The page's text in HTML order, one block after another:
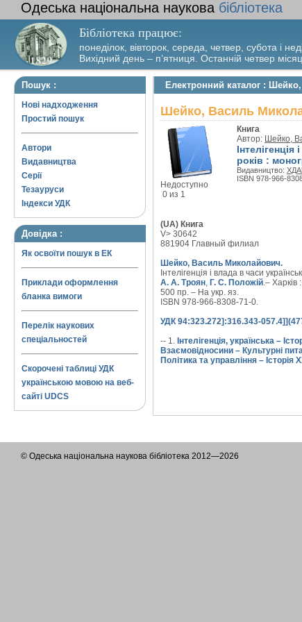
Одеська національна наукова бібліотека
Бібліотека працює:
понеділок, вівторок, середа, четвер, субота і
Вихідний день – п’ятниця. Останній четвер
Пошук :
Нові надходження
Простий пошук
Автори
Видавництва
Серії
Тезауруси
Індекси УДК
Довідка :
Як освоїти пошук в ЕК
Приклади оформлення
бланка вимоги
Перелік наукових
спеціальностей
Скорочені таблиці УДК
українською мовою на веб-
сайті UDCS
Електронний каталог : Шейко,
Шейко, Василь
Недоступно
0 из 1
Книга
Автор: Шейко,
років :
Видавництво:
ISBN 978-966-
(UA) Книга
V> 30642
881904 Главный филиал
Шейко, Василь Миколайович.
Інтелігенція і влада в часи
А. А. Троян, Г. С. Положій.–
500 пр. – На укр. яз.
ISBN 978-966-8308-71-0.
УДК 94:323.272]:316.343-
-- 1. Інтелігенція, українська –
Взаємовідносини – Культурні
Політика та управління – Історія
© Одеська національна наукова бібліотека 2012—2026